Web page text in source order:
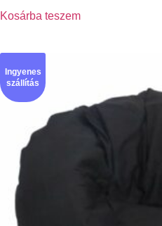
Kosárba teszem
Ingyenes
szállítás